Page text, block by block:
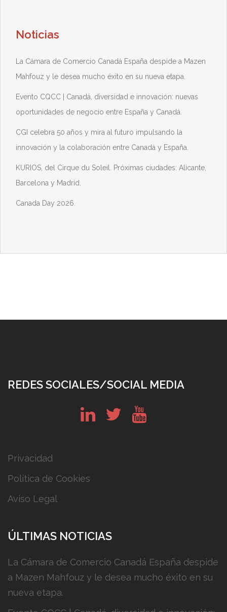
Noticias
La Cámara de Comercio Canadá España despide a Mazen
Mahfouz y le desea mucho éxito en su nueva etapa.
Evento CQCC | Canadá, diversidad e innovación: nuevas
oportunidades de negocio entre España y Canadá.
CGI celebra 50 años y mira al futuro impulsando la
innovación y la colaboración entre Canadá y España.
KURIOS, del Cirque du Soleil. Próximas ciudades: Alicante,
Barcelona y Madrid.
Canada Day 2026.
REDES SOCIALES/SOCIAL MEDIA
Privacidad
Política de Cookies
Aviso Legal
ÚLTIMAS NOTICIAS
La Cámara de Comercio Canadá España despide
a Mazen Mahfouz y le desea mucho éxito en su
nueva etapa.